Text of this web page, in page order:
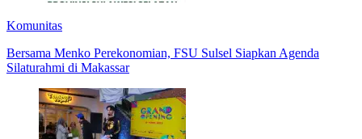
Komunitas
Bersama Menko Perekonomian, FSU Sulsel Siapkan Agenda
Silaturahmi di Makassar